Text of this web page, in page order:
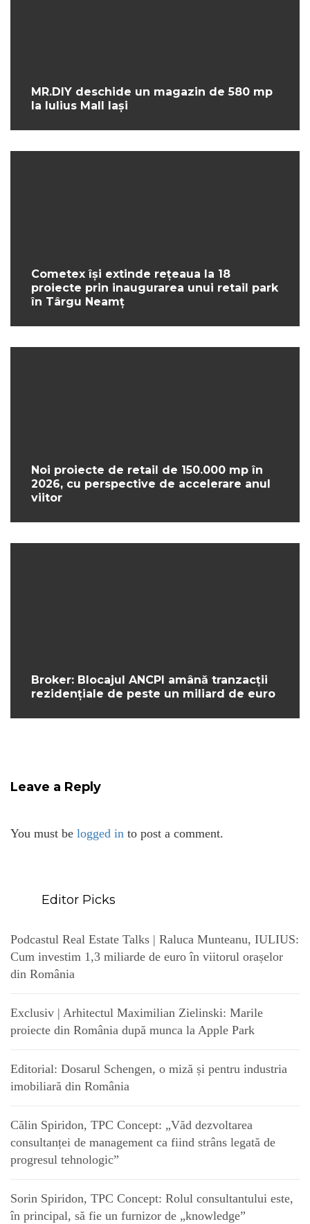
MR.DIY deschide un magazin de 580 mp
la Iulius Mall Iași
Cometex își extinde rețeaua la 18
proiecte prin inaugurarea unui retail park
în Târgu Neamț
Noi proiecte de retail de 150.000 mp în
2026, cu perspective de accelerare anul
viitor
Broker: Blocajul ANCPI amână tranzacții
rezidențiale de peste un miliard de euro
Leave a Reply
You must be logged in to post a comment.
Editor Picks
Podcastul Real Estate Talks | Raluca Munteanu, IULIUS:
Cum investim 1,3 miliarde de euro în viitorul orașelor
din România
Exclusiv | Arhitectul Maximilian Zielinski: Marile
proiecte din România după munca la Apple Park
Editorial: Dosarul Schengen, o miză și pentru industria
imobiliară din România
Călin Spiridon, TPC Concept: „Văd dezvoltarea
consultanței de management ca fiind strâns legată de
progresul tehnologic”
Sorin Spiridon, TPC Concept: Rolul consultantului este,
în principal, să fie un furnizor de „knowledge”